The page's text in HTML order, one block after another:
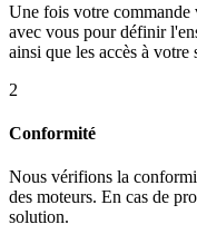
Une fois votre commande
avec vous pour définir
ainsi que les accès à votre
2
Conformité
Nous vérifions la
des moteurs. En cas de
solution.